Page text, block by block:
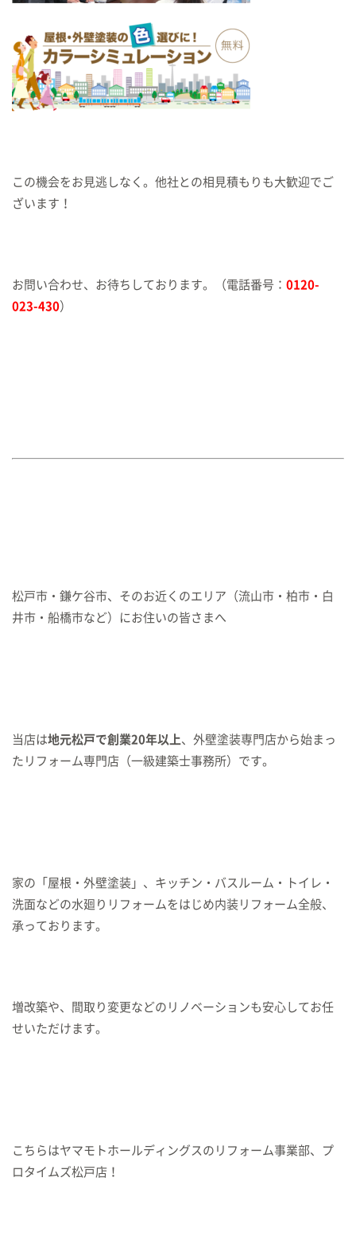
この機会をお見逃しなく。他社との相見積もりも大歓迎でご
ざいます！
お問い合わせ、お待ちしております。（電話番号： 0120-
023-430）
松戸市・鎌ケ谷市、そのお近くのエリア（流山市・柏市・白
井市・船橋市など）にお住いの皆さまへ
当店は地元松戸で創業20年以上、外壁塗装専門店から始まっ
たリフォーム専門店（一級建築士事務所）です。
家の「屋根・外壁塗装」、キッチン・バスルーム・トイレ・
洗面などの水廻りリフォームをはじめ内装リフォーム全般、
承っております。
増改築や、間取り変更などのリノベーションも安心してお任
せいただけます。
こちらはヤマモトホールディングスのリフォーム事業部、プ
ロタイムズ松戸店！